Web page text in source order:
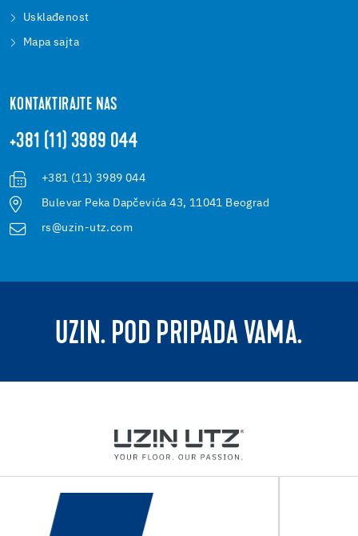
Usklađenost
Mapa sajta
KONTAKTIRAJTE NAS
+381 (11) 3989 044
+381 (11) 3989 044
Bulevar Peka Dapčevića 43, 11041 Beograd
rs@uzin-utz.com
UZIN. POD PRIPADA VAMA.